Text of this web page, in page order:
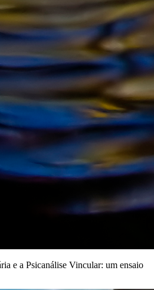
e a Psicanálise Vincular: um ensaio